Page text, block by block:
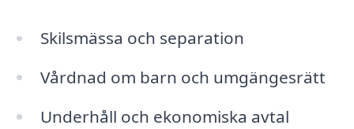
Skilsmässa och separation
Vårdnad om barn och umgängesrätt
Underhåll och ekonomiska avtal